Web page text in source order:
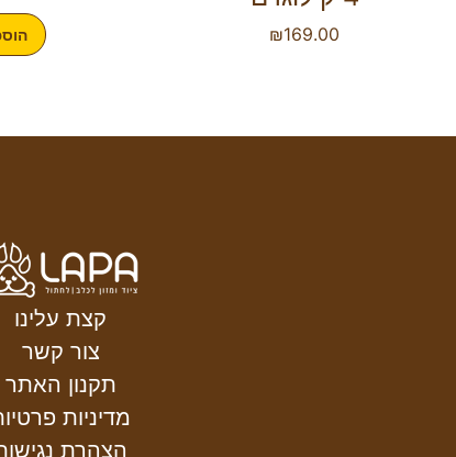
₪169.00
קצת עלינו
צור קשר
תקנון האתר
מדיניות
הצהרת